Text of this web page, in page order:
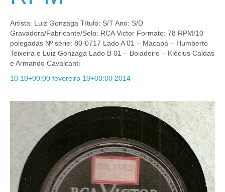
Artista: Luiz Gonzaga Título: S/T Ano: S/D
Gravadora/Fabricante/Selo: RCA Victor Formato: 78 RPM/10
polegadas Nº série: 80-0717 Lado A 01 – Macapá – Humberto
Teixeira e Luiz Gonzaga Lado B 01 – Boiadeiro – Klécius Caldas
e Armando Cavalcanti
10 10+00:00 fevereiro 10+00:00 2014